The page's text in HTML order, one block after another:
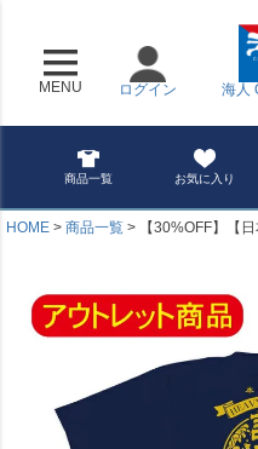
MENU 海人
ログイン
商品一覧 お気に入り
HOME 商品一覧 【30%OFF】【